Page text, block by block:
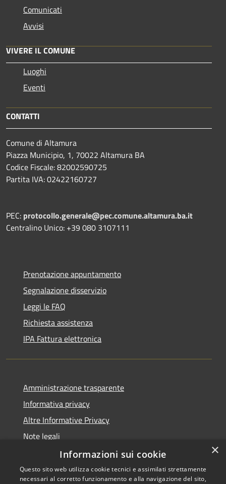
Comunicati
Avvisi
VIVERE IL COMUNE
Luoghi
Eventi
CONTATTI
Comune di Altamura
Piazza Municipio, 1, 70022 Altamura BA
Codice Fiscale: 82002590725
Partita IVA: 02422160727
PEC: protocollo.generale@pec.comune.altamura.ba.it
Centralino Unico: +39 080 3107111
Prenotazione appuntamento
Segnalazione disservizio
Leggi le FAQ
Richiesta assistenza
IPA Fattura elettronica
Amministrazione trasparente
Informativa privacy
Altre Informative Privacy
Note legali
Dichiarazione di accessibilità
×
Informazioni sui cookie
Questo sito web utilizza cookie tecnici e assimilati strettamente
necessari al corretto funzionamento e alla navigazione del sito,